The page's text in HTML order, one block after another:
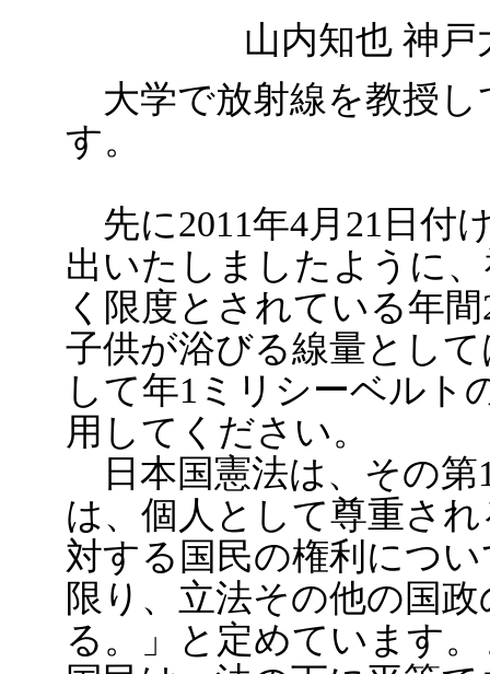
山内知也 神
大学で放射線を教授し
す。
先に2011年4月21日付
出いたしましたように
く限度とされている年
子供が浴びる線量とし
して年1ミリシーベルト
用してください。
日本国憲法は、その第
は、個人として尊重さ
対する国民の権利につ
限り、立法その他の国
る。」と定めています